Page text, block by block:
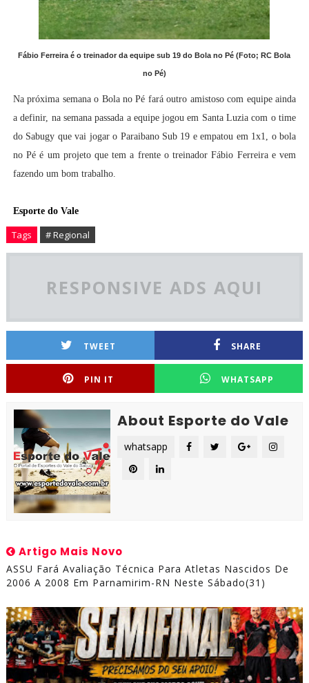
Fábio Ferreira é o treinador da equipe sub 19 do Bola no Pé (Foto; RC Bola
no Pé)
Na próxima semana o Bola no Pé fará outro amistoso com equipe ainda
a definir, na semana passada a equipe jogou em Santa Luzia com o time
do Sabugy que vai jogar o Paraibano Sub 19 e empatou em 1x1, o bola
no Pé é um projeto que tem a frente o treinador Fábio Ferreira e vem
fazendo um bom trabalho.
Esporte do Vale
Tags # Regional
RESPONSIVE ADS AQUI
TWEET SHARE
PIN IT WHATSAPP
About Esporte do Vale
whatsapp
Artigo Mais Novo
ASSU Fará Avaliação Técnica Para Atletas Nascidos De
2006 A 2008 Em Parnamirim-RN Neste Sábado(31)